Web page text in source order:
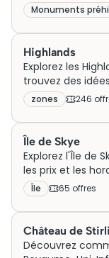
horaires ici.
Monuments
Highlands
Explorez les
trouvez des
week-end ou un
en couple, vivez
du Royaume-
autour de ses
zones 246
Île de Skye
Explorez l'Île de
les prix et les
manquez pas
Île 65 offres
Château de
Découvrez